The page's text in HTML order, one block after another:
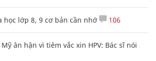
học lớp 8, 9 cơ bản cần nhớ 106
ân hận vì tiêm vắc xin HPV: Bác sĩ nói